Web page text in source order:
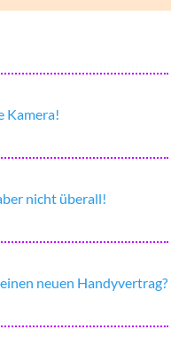
Kamera!
nicht überall!
neuen Handyvertrag?